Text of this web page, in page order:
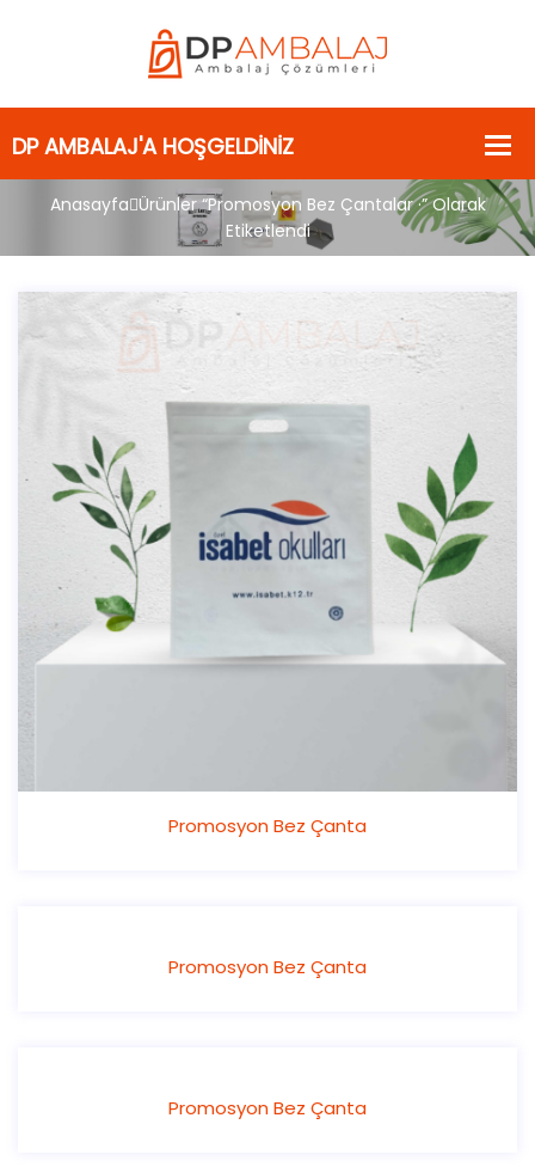
Anasayfa Ürünler “‎Promosyon Bez Çantalar ·” Olarak
Etiketlendi
Promosyon Bez Çanta
Promosyon Bez Çanta
Promosyon Bez Çanta